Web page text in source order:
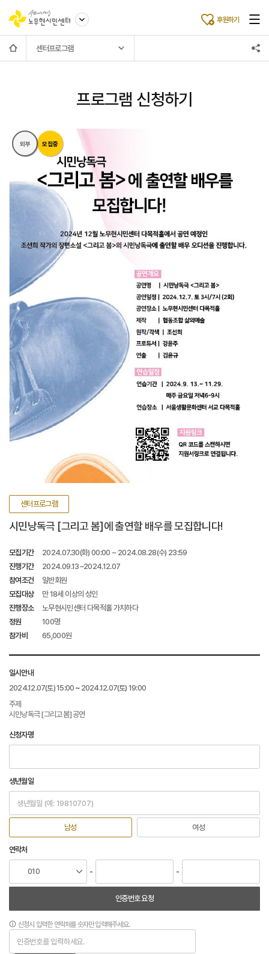
후원하기
센터프로그램
프로그램 신청하기
외부 모집중
센터프로그램
시민낭독극 [그리고 봄]에 출연할 배우를 모집합니다!
모집기간
2024.07.30(화) 00:00 ~ 2024.08.28(수) 23:59
진행기간
2024.09.13~2024.12.07
참여조건
일반회원
모집대상
만 18세 이상의 성인
진행장소
노무현시민센터 다목적홀 가치하다
정원
100명
참가비
65,000원
일시안내
2024.12.07(토)15:00 ~ 2024.12.07(토) 19:00
주제
시민낭독극 [그리고 봄] 공연
신청자명
생년월일
남성 여성
연락처
- -
인증번호 요청
신청시 입력한 연락처를 숫자만 입력해주세요.